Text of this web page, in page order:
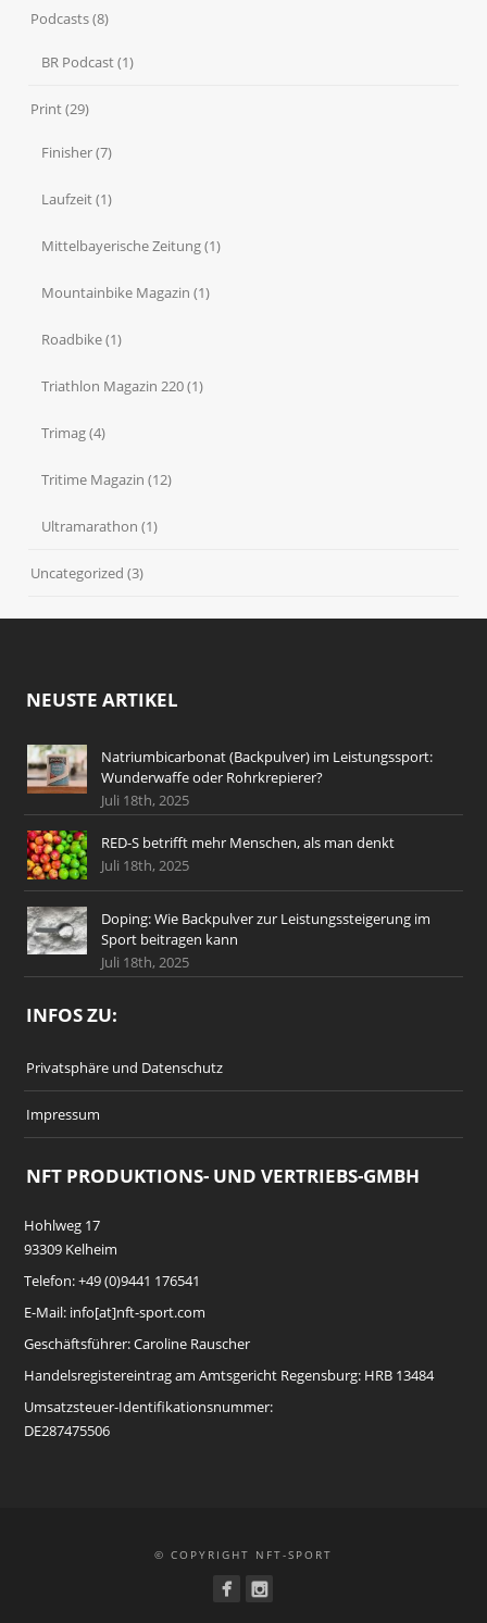
Podcasts(8)
BR Podcast(1)
Print(29)
Finisher(7)
Laufzeit(1)
Mittelbayerische Zeitung(1)
Mountainbike Magazin (1)
Roadbike(1)
Triathlon Magazin 220(1)
Trimag(4)
Tritime Magazin (12)
Ultramarathon (1)
Uncategorized (3)
NEUSTE ARTIKEL
Natriumbicarbonat (Backpulver) im Leistungssport:
Wunderwaffe oder Rohrkrepierer?
Juli 18th, 2025
RED-S betrifft mehr Menschen, als man denkt
Juli 18th, 2025
Doping: Wie Backpulver zur Leistungssteigerung im
Sport beitragen kann
Juli 18th, 2025
INFOS ZU:
Privatsphäre und Datenschutz
Impressum
NFT PRODUKTIONS- UND VERTRIEBS-GMBH
Hohlweg 17
93309 Kelheim
Telefon: +49 (0)9441 176541
E-Mail: info[at]nft-sport.com
Geschäftsführer: Caroline Rauscher
Handelsregistereintrag am Amtsgericht Regensburg: HRB 13484
Umsatzsteuer-Identifikationsnummer:
DE287475506
© COPYRIGHT NFT-SPORT